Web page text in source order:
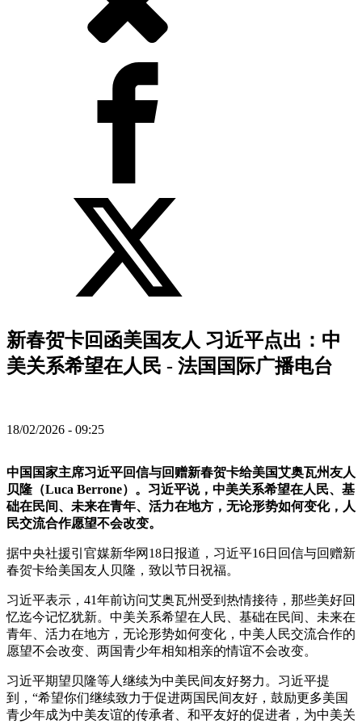
新春贺卡回函美国友人 习近平点出：中
美关系希望在人民 - 法国国际广播电台
18/02/2026 - 09:25
中国国家主席习近平回信与回赠新春贺卡给美国艾奥瓦州友人
贝隆（Luca Berrone）。习近平说，中美关系希望在人民、基
础在民间、未来在青年、活力在地方，无论形势如何变化，人
民交流合作愿望不会改变。
据中央社援引官媒新华网18日报道，习近平16日回信与回赠新
春贺卡给美国友人贝隆，致以节日祝福。
习近平表示，41年前访问艾奥瓦州受到热情接待，那些美好回
忆迄今记忆犹新。中美关系希望在人民、基础在民间、未来在
青年、活力在地方，无论形势如何变化，中美人民交流合作的
愿望不会改变、两国青少年相知相亲的情谊不会改变。
习近平期望贝隆等人继续为中美民间友好努力。习近平提
到，“希望你们继续致力于促进两国民间友好，鼓励更多美国
青少年成为中美友谊的传承者、和平友好的促进者，为中美关